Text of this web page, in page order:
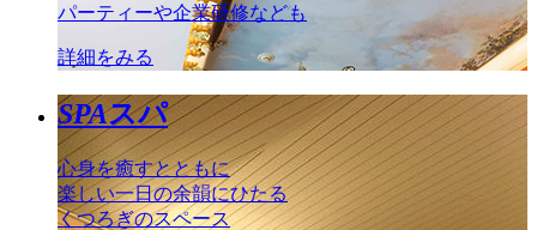
パーティーや企業研修なども
詳細をみる
SPAスパ
心身を癒すとともに
楽しい一日の余韻にひたる
くつろぎのスペース